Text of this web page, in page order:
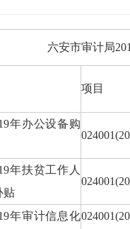
六安市审计局
项目
年办公设备购
年扶贫工作人
贴
年审计信息化